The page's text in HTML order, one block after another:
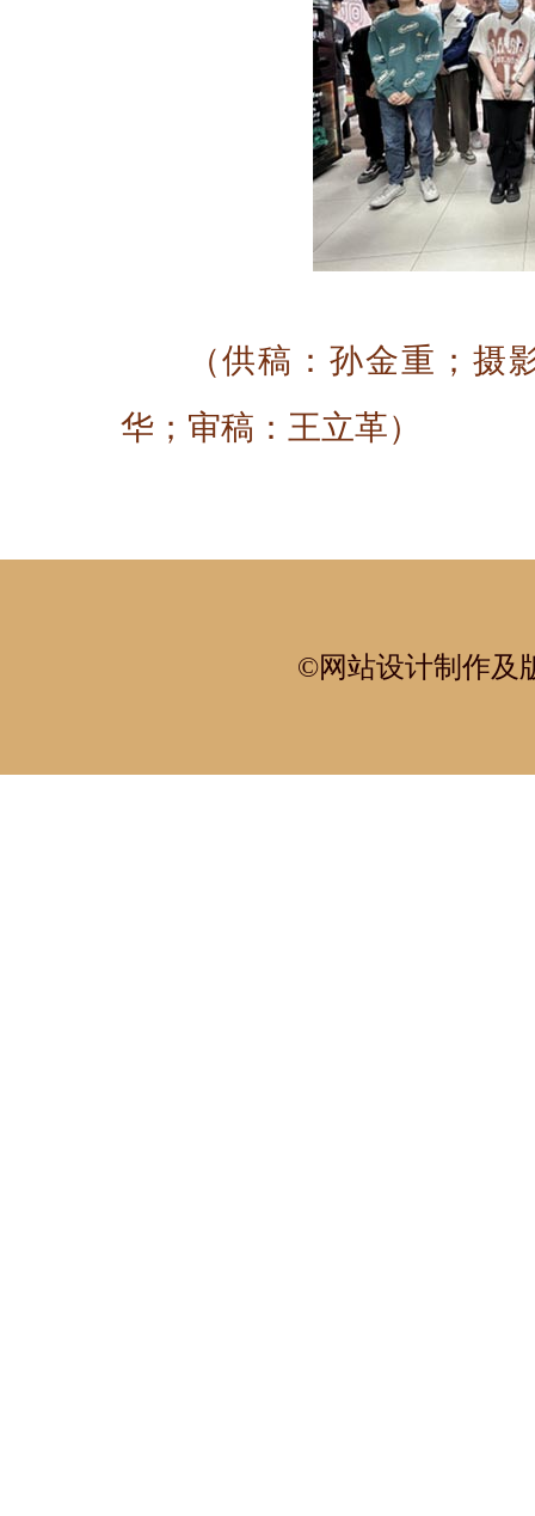
（供稿：孙金重；摄
华；审稿：王立革）
©网站设计制作及